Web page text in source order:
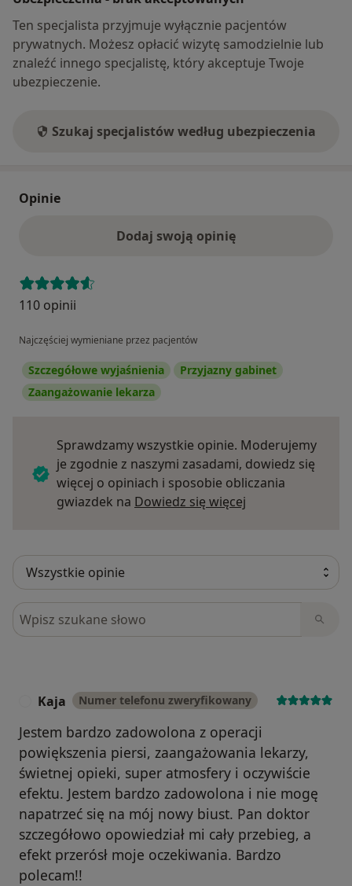
Ten specjalista przyjmuje wyłącznie pacjentów
prywatnych. Możesz opłacić wizytę samodzielnie lub
znaleźć innego specjalistę, który akceptuje Twoje
ubezpieczenie.
Szukaj specjalistów według ubezpieczenia
Opinie
Dodaj swoją opinię
110 opinii
Najczęściej wymieniane przez pacjentów
Szczegółowe wyjaśnienia
Przyjazny gabinet
Zaangażowanie lekarza
Sprawdzamy wszystkie opinie. Moderujemy
je zgodnie z naszymi zasadami, dowiedz się
więcej o opiniach i sposobie obliczania
gwiazdek na Dowiedz się więcej
Szukaj w opiniach
Kaja Numer telefonu zweryfikowany
Jestem bardzo zadowolona z operacji
powiększenia piersi, zaangażowania lekarzy,
świetnej opieki, super atmosfery i oczywiście
efektu. Jestem bardzo zadowolona i nie mogę
napatrzeć się na mój nowy biust. Pan doktor
szczegółowo opowiedział mi cały przebieg, a
efekt przerósł moje oczekiwania. Bardzo
polecam!!